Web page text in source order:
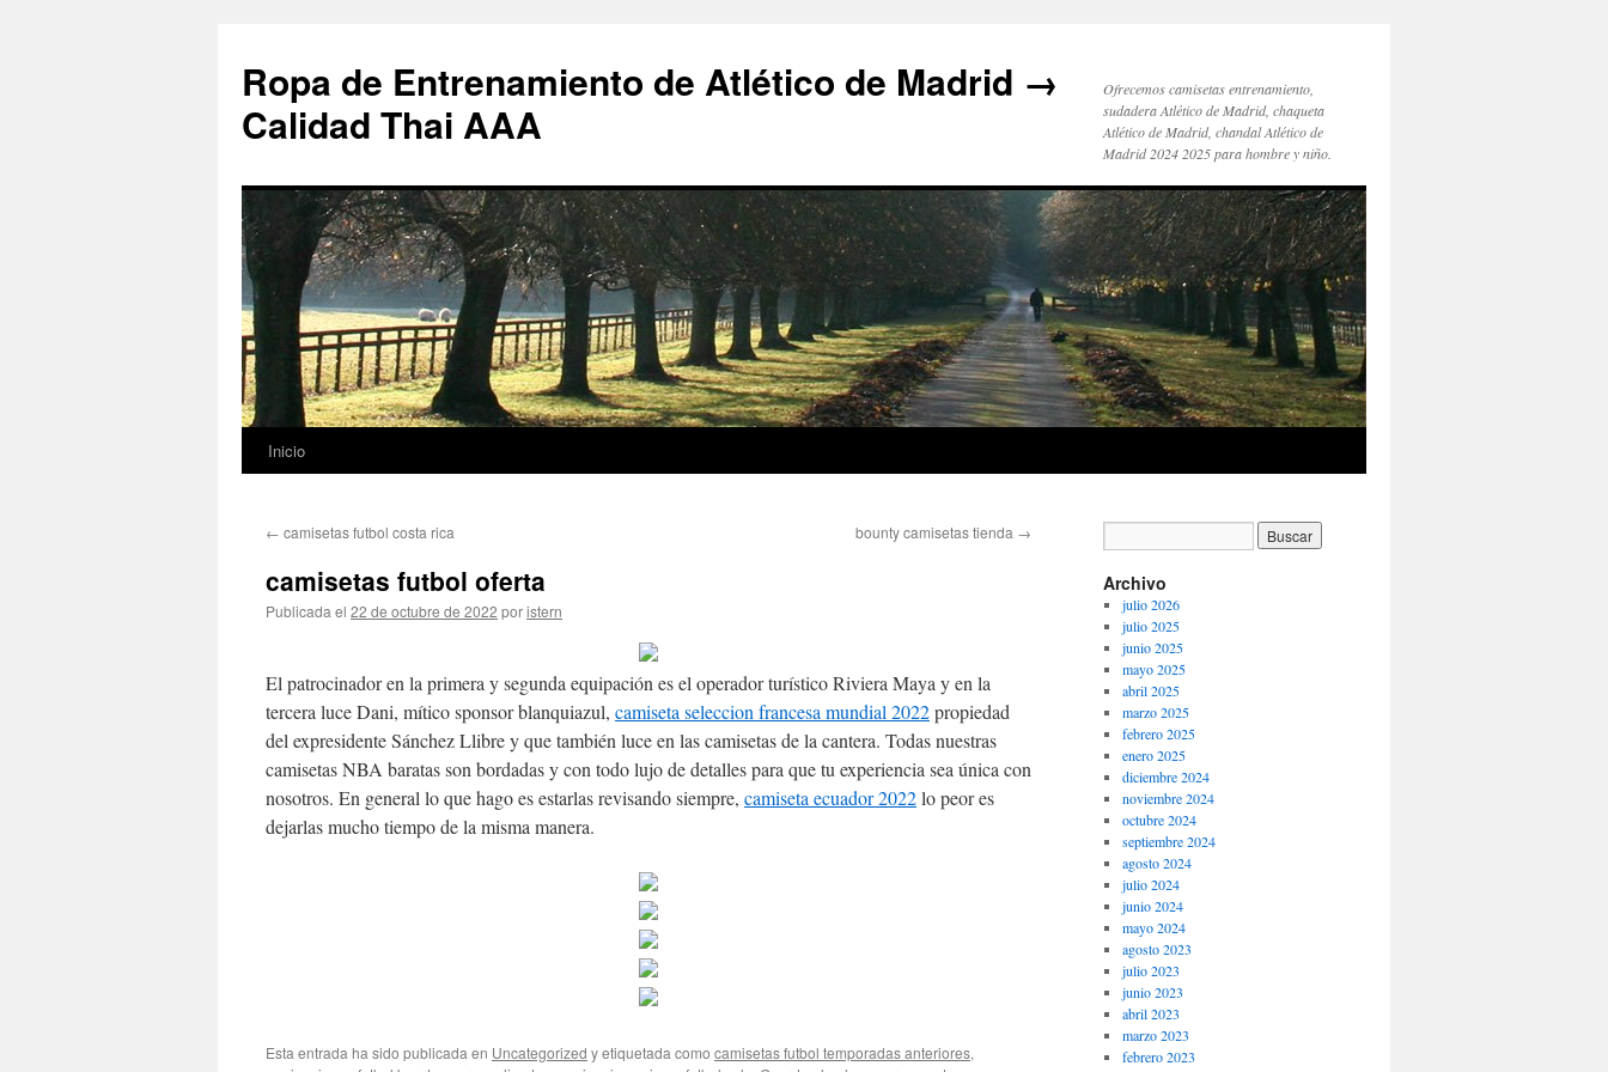
Ropa de Entrenamiento de Atlético de Madrid →
Calidad Thai AAA
Ofrecemos camisetas entrenamiento,
sudadera Atlético de Madrid, chaqueta
Atlético de Madrid, chandal Atlético de
Madrid 2024 2025 para hombre y niño.
Saltar
contenido
Inicio
← camisetas futbol costa rica bounty camisetas tienda →
camisetas futbol oferta
Publicada el 22 de octubre de 2022 poristern
El patrocinador en la primera y segunda equipación es el operador turístico Riviera Maya y en la
tercera luce Dani, mítico sponsor blanquiazul, camiseta seleccion francesa mundial 2022propiedad
del expresidente Sánchez Llibre y que también luce en las camisetas de la cantera. Todas nuestras
camisetas NBA baratas son bordadas y con todo lujo de detalles para que tu experiencia sea única con
nosotros. En general lo que hago es estarlas revisando siempre, camiseta ecuador 2022lo peor es
dejarlas mucho tiempo de la misma manera.
Esta entrada ha sido publicada en Uncategorized y etiquetada como camisetas futbol temporadas anteriores,
Archivo
julio 2026
julio 2025
junio 2025
mayo 2025
abril 2025
marzo 2025
febrero 2025
enero 2025
diciembre 2024
noviembre 2024
octubre 2024
septiembre 2024
agosto 2024
julio 2024
junio 2024
mayo 2024
agosto 2023
julio 2023
junio 2023
abril 2023
marzo 2023
febrero 2023